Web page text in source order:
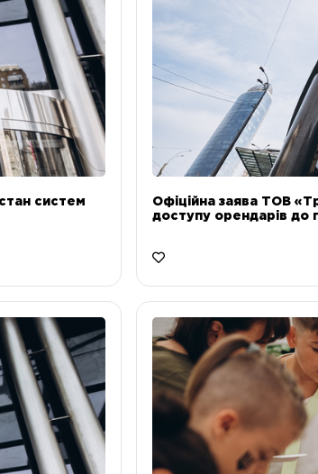
систем
Офіційна заява ТОВ
доступу орендарів